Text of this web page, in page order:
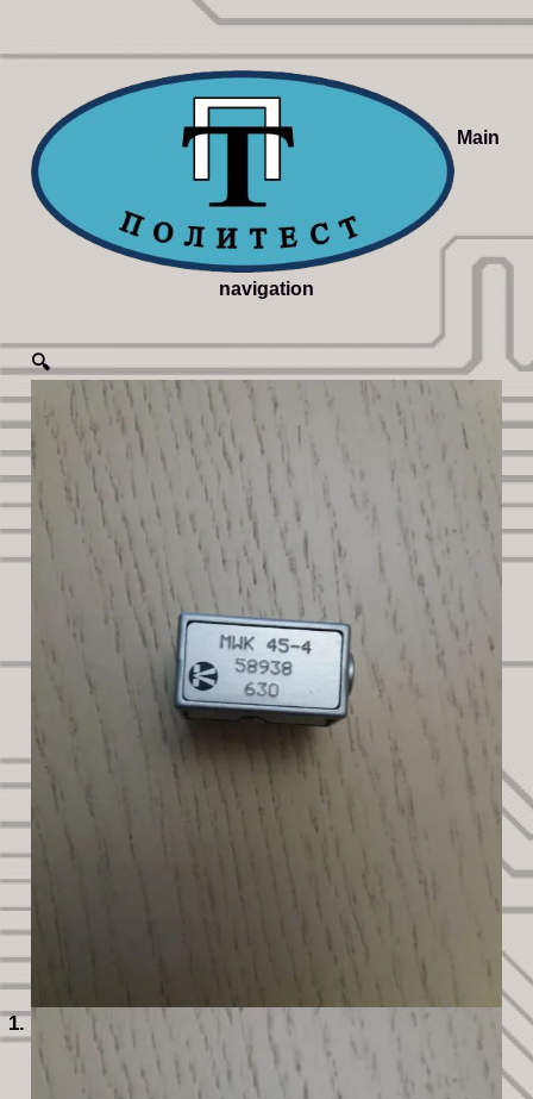
Main
navigation
🔍